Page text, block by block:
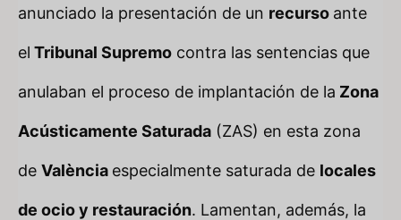
anunciado la presentación de un recurso ante
el Tribunal Supremo contra las sentencias que
anulaban el proceso de implantación de la Zona
Acústicamente Saturada (ZAS) en esta zona
de València especialmente saturada de locales
de ocio y restauración. Lamentan, además, la